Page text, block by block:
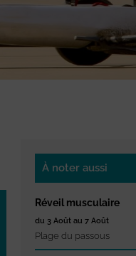
À noter aussi
Réveil musculaire
du 3 Août au 7 Août
Plage du passous